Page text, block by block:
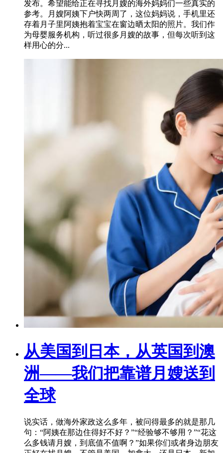
发布。希望能给正在寻找月嫂的海外妈妈们一些真实的
参考。月嫂阿姨下户快两周了，这位妈妈说，手机里还
存着月子里阿姨抱着宝宝在窗边晒太阳的照片。我们作
为母婴服务机构，听过很多月嫂的故事，但每次听到这
样用心的分...
从美国到日本，从英国到澳
洲——我们把靠谱月嫂送到
全球
说实话，做海外家政这么多年，被问得最多的就是那几
句：“阿姨在那边住得好不好？”“经验够不够用？”“花这
么多钱请月嫂，到底值不值啊？”如果你们或者身边朋友